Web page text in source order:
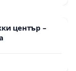
център –